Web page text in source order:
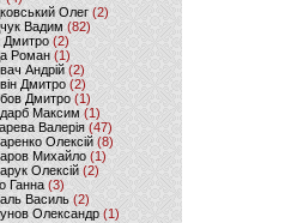
Олег (2)
Вадим (82)
Дмитро (2)
Роман(1)
Андрій (2)
Дмитро (2)
Дмитро (1)
Максим(1)
Валерія (47)
Олексій(8)
Михайло (1)
Олексій (2)
Ганна (3)
Василь (2)
Олександр (1)